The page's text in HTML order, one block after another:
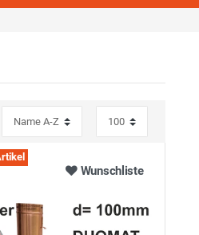
Wunschliste